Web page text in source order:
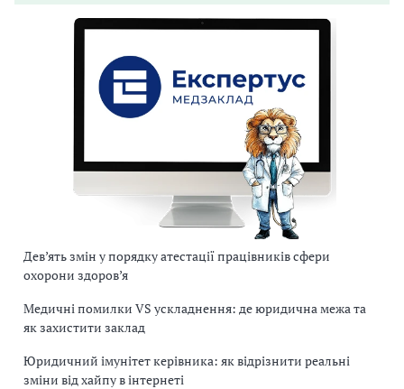
Дев’ять змін у порядку атестації працівників сфери
охорони здоров’я
Медичні помилки VS ускладнення: де юридична межа та
як захистити заклад
Юридичний імунітет керівника: як відрізнити реальні
зміни від хайпу в інтернеті